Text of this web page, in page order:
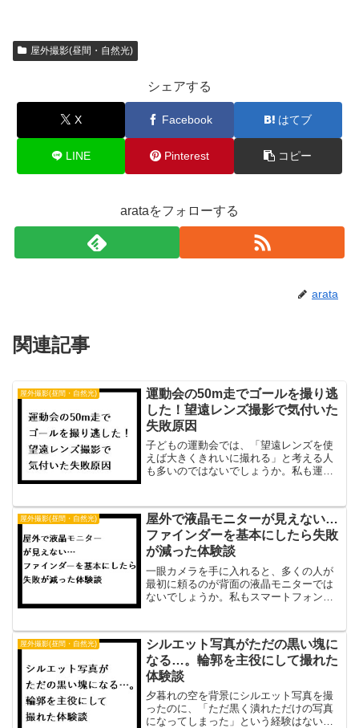
屋外撮影(昼間・自然光)
シェアする
X Facebook はてブ
LINE Pinterest コピー
arataをフォローする
arata
関連記事
屋外撮影(昼間・自然光)
運動会の50m走でゴールを撮り逃
した！望遠レンズ撮影で気付いた
失敗原因
子どもの運動会では、「望遠レンズを使
えば大きくきれいに撮れる」と考える人
も多いのではないでしょうか。私も運動
に臨みました。それでも、最も残したか
ったゴール直前で息子をフ...
屋外撮影(昼間・自然光)
屋外で液晶モニターが見えない…
ファインダーを基本にしたら失敗
が減った体験談
一眼カメラを手に入れると、多くの人が
最初に頼るのが背面の液晶モニターでは
ないでしょうか。私もスマートフォンと
で画面が反射し、構図もピントもほとん
ど確認できません。「液晶...
屋外撮影(昼間・自然光)
シルエット写真がただの黒い塊に
なる…。輪郭を主役にして撮れた
体験談
夕暮れの空を背景にシルエット写真を撮
ったのに、「ただ黒く潰れただけの写真
になってしまった」という経験はないで